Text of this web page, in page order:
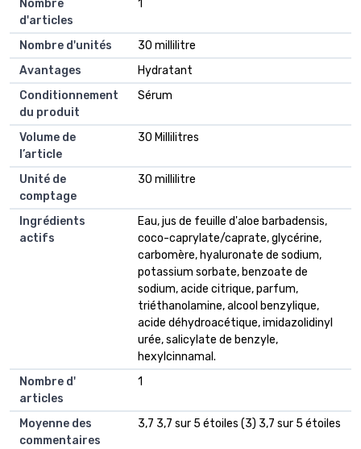
Nombre
d'articles
1
Nombre d'unités
30 millilitre
Avantages
Hydratant
Conditionnement
du produit
Sérum
Volume de
l’article
30 Millilitres
Unité de
comptage
30 millilitre
Ingrédients
actifs
Eau, jus de feuille d'aloe barbadensis,
coco-caprylate/caprate, glycérine,
carbomère, hyaluronate de sodium,
potassium sorbate, benzoate de
sodium, acide citrique, parfum,
triéthanolamine, alcool benzylique,
acide déhydroacétique, imidazolidinyl
urée, salicylate de benzyle,
hexylcinnamal.
Nombre d'
articles
1
Moyenne des
commentaires
3,7 3,7 sur 5 étoiles (3) 3,7 sur 5 étoiles